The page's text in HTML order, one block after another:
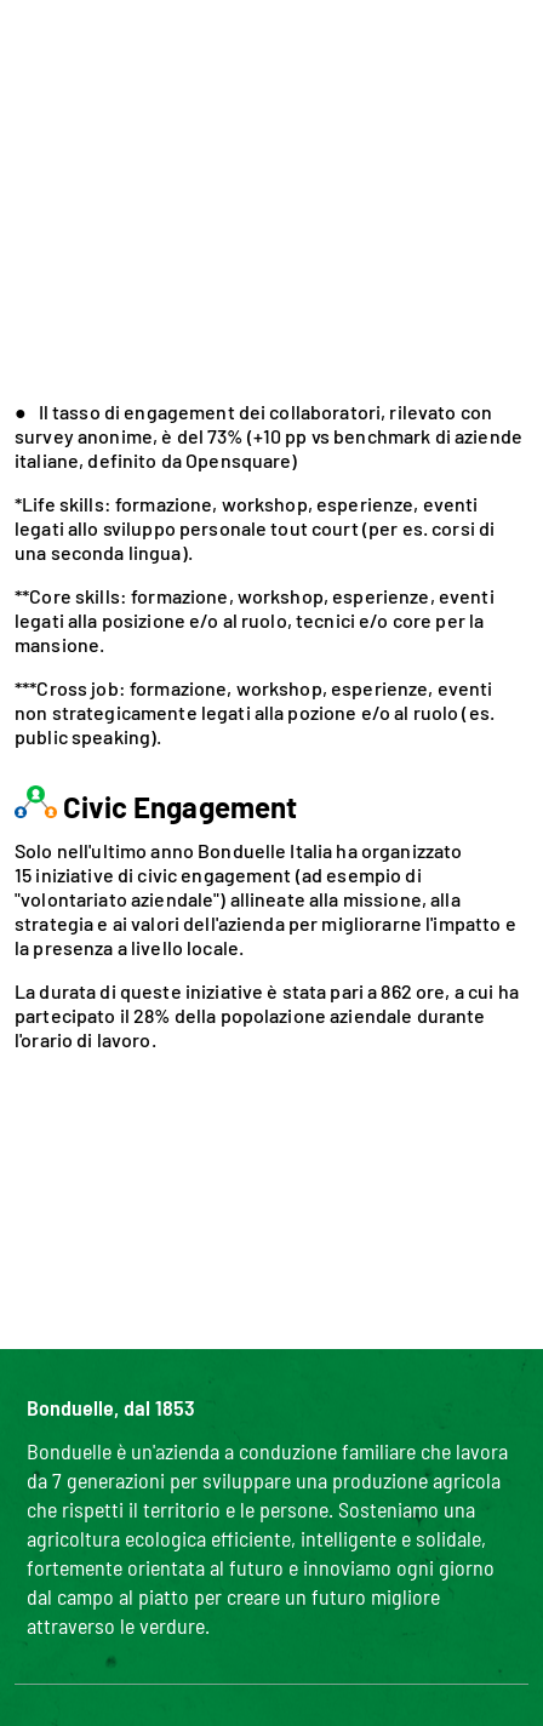
● Il tasso di engagement dei collaboratori, rilevato con
survey anonime, è del 73% (+10 pp vs benchmark di aziende
italiane, definito da Opensquare)
*Life skills: formazione, workshop, esperienze, eventi
legati allo sviluppo personale tout court (per es. corsi di
una seconda lingua).
**Core skills: formazione, workshop, esperienze, eventi
legati alla posizione e/o al ruolo, tecnici e/o core per la
mansione.
***Cross job: formazione, workshop, esperienze, eventi
non strategicamente legati alla pozione e/o al ruolo (es.
public speaking).
Civic Engagement
Solo nell'ultimo anno Bonduelle Italia ha organizzato
15 iniziative di civic engagement (ad esempio di
"volontariato aziendale") allineate alla missione, alla
strategia e ai valori dell'azienda per migliorarne l'impatto e
la presenza a livello locale.
La durata di queste iniziative è stata pari a 862 ore, a cui ha
partecipato il 28% della popolazione aziendale durante
l'orario di lavoro.
Bonduelle, dal 1853
Bonduelle è un'azienda a conduzione familiare che lavora
da 7 generazioni per sviluppare una produzione agricola
che rispetti il territorio e le persone. Sosteniamo una
agricoltura ecologica efficiente, intelligente e solidale,
fortemente orientata al futuro e innoviamo ogni giorno
dal campo al piatto per creare un futuro migliore
attraverso le verdure.